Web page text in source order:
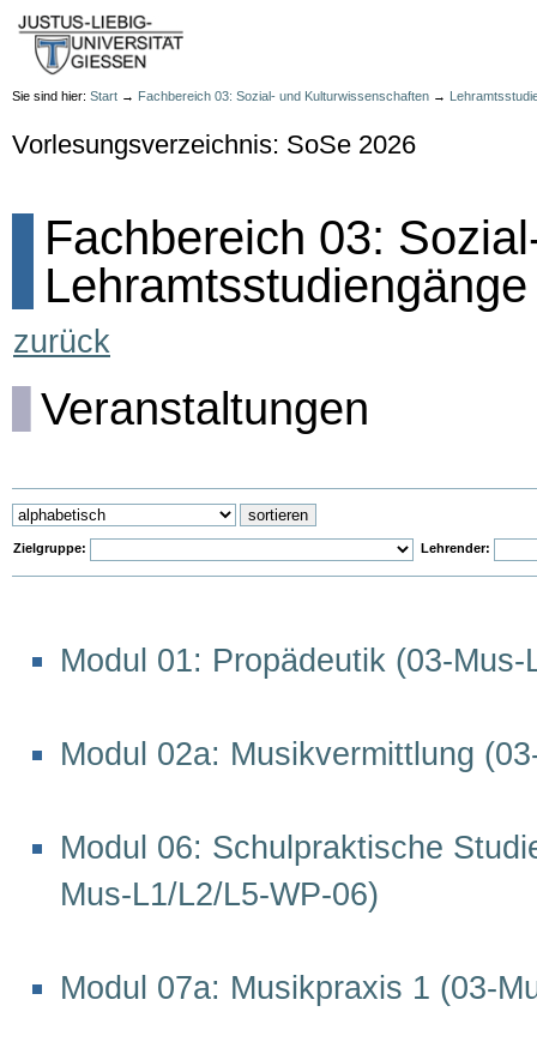
Sie sind hier: Start → Fachbereich 03: Sozial- und Kulturwissenschaften →
Vorlesungsverzeichnis: SoSe 2026
Fachbereich 03:
zurück
Veranstaltungen
Zielgruppe: Lehrender:
Modul 01: Propädeutik (03-
Modul 02a: Musikvermittlung
Modul 06: Schulpraktische
Mus-L1/L2/L5-WP-06)
Modul 07a: Musikpraxis 1 (03-